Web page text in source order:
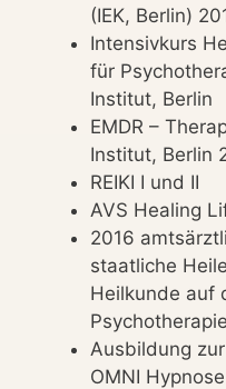
(IEK, Berlin)
Intensivkurs
für
Institut, Berlin
EMDR –
Institut, Berlin
REIKI I und II
AVS Healing
2016
staatliche
Heilkunde auf
Psychotherapie
Ausbildung
OMNI